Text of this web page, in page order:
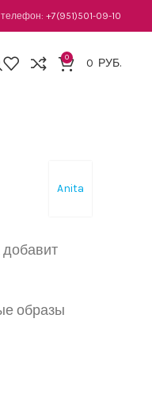
телефон:+7(951)501-09-10
0 0 РУБ.
Anita
добавит
образы